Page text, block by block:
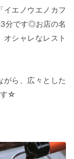
イエノウエノカフ
分です◎お店の名
シャレなレスト
がら、広々とした
す☆